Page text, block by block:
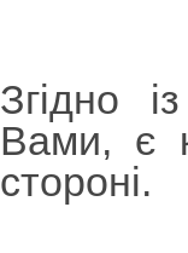
Згідно
Вами, є
стороні.